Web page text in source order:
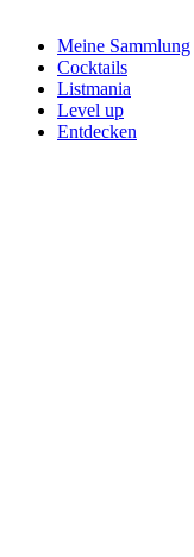
Meine Sammlung
Cocktails
Listmania
Level up
Entdecken